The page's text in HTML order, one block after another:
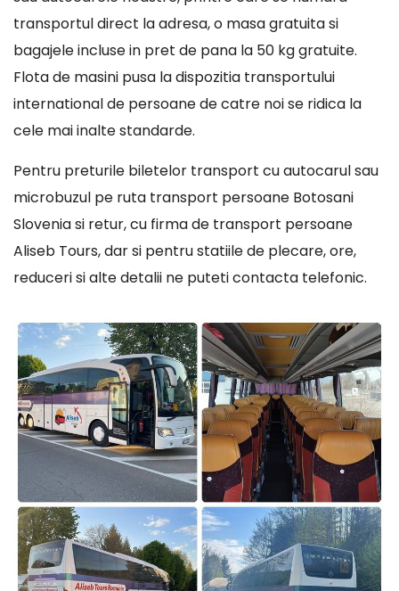
transportul direct la adresa, o masa gratuita si
bagajele incluse in pret de pana la 50 kg gratuite.
Flota de masini pusa la dispozitia transportului
international de persoane de catre noi se ridica la
cele mai inalte standarde.
Pentru preturile biletelor transport cu autocarul sau
microbuzul pe ruta transport persoane Botosani
Slovenia si retur, cu firma de transport persoane
Aliseb Tours, dar si pentru statiile de plecare, ore,
reduceri si alte detalii ne puteti contacta telefonic.